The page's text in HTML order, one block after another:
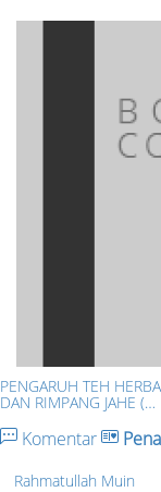
PENGARUH TEH
DAN RIMPANG JAHE (…
Komentar
Rahmatullah Muin